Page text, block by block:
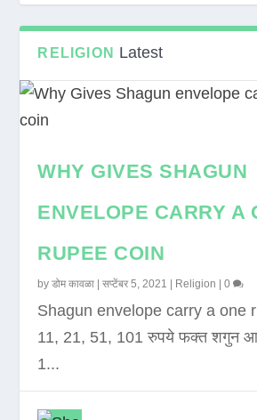
RELIGION Latest
WHY GIVES SHAGUN
ENVELOPE CARRY A
RUPEE COIN
byडोम कावळा |सप्टेंबर 5, 2021 Religion |0
Shagun envelope carry a one
11, 21, 51, 101 रुपये फक्त शगुन
1...